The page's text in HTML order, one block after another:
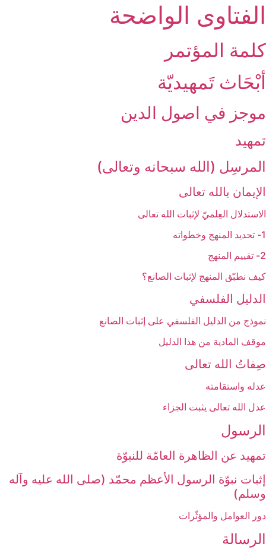
الفتاوی الواضحة
كلمة المؤتمر
أبْحَاث تَمهيديّة
موجز في اصول الدين‏
تمهيد
المرسِل (الله سبحانه وتعالى)
الإيمان بالله تعالى‏
الاستدلال العِلميّ لإثبات الله تعالى‏
1- تحديد المنهج وخطواته
2- تقييم المنهج
كيف نطبّق المنهج لإثبات الصانع؟
الدليل الفلسفي‏
نموذج من الدليل الفلسفي على إثبات الصانع
موقف المادية من هذا الدليل
صِفاتُ الله تعالى‏
عدله واستقامته
عدل الله تعالى يثبت الجزاء
الرسول‏
تمهيد عن الظاهرة العامّة للنبوّة
إثبات نبوّة الرسول الأعظم محمّد (صلى الله عليه وآله
وسلم)
دور العوامل والمؤثّرات
الرسالة